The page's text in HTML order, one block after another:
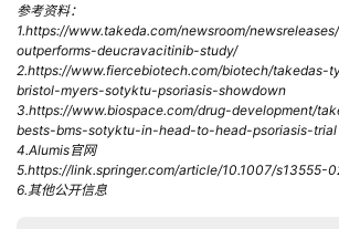
参考资料：
1.https://www.takeda.com/newsroom/
outperforms-deucravacitinib-study/
2.https://www.fiercebiotech.com/biotech/takedas-
bristol-myers-sotyktu-psoriasis-showdown
3.https://www.biospace.com/drug-development/
bests-bms-sotyktu-in-head-to-head-psoriasis-trial
4.Alumis官网
5.https://link.springer.com/article/10.1007/s13555-
6.其他公开信息